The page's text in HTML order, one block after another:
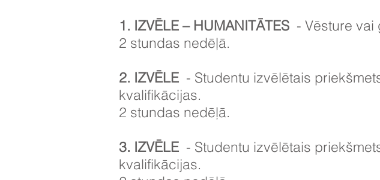
1. IZVĒLE – HUMANITĀTES - Vēsture vai
2 stundas nedēļā.
2. IZVĒLE - Studentu izvēlētais
kvalifikācijas.
2 stundas nedēļā.
3. IZVĒLE - Studentu izvēlētais
kvalifikācijas.